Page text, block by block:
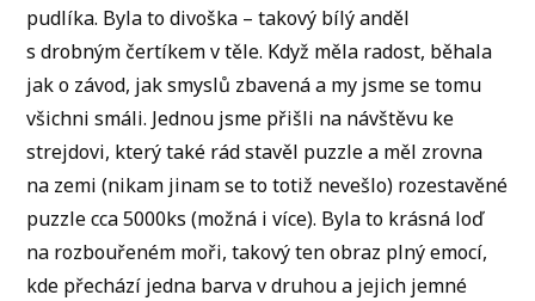
pudlíka. Byla to divoška – takový bílý anděl
s drobným čertíkem v těle. Když měla radost, běhala
jak o závod, jak smyslů zbavená a my jsme se tomu
všichni smáli. Jednou jsme přišli na návštěvu ke
strejdovi, který také rád stavěl puzzle a měl zrovna
na zemi (nikam jinam se to totiž nevešlo) rozestavěné
puzzle cca 5000ks (možná i více). Byla to krásná loď
na rozbouřeném moři, takový ten obraz plný emocí,
kde přechází jedna barva v druhou a jejich jemné